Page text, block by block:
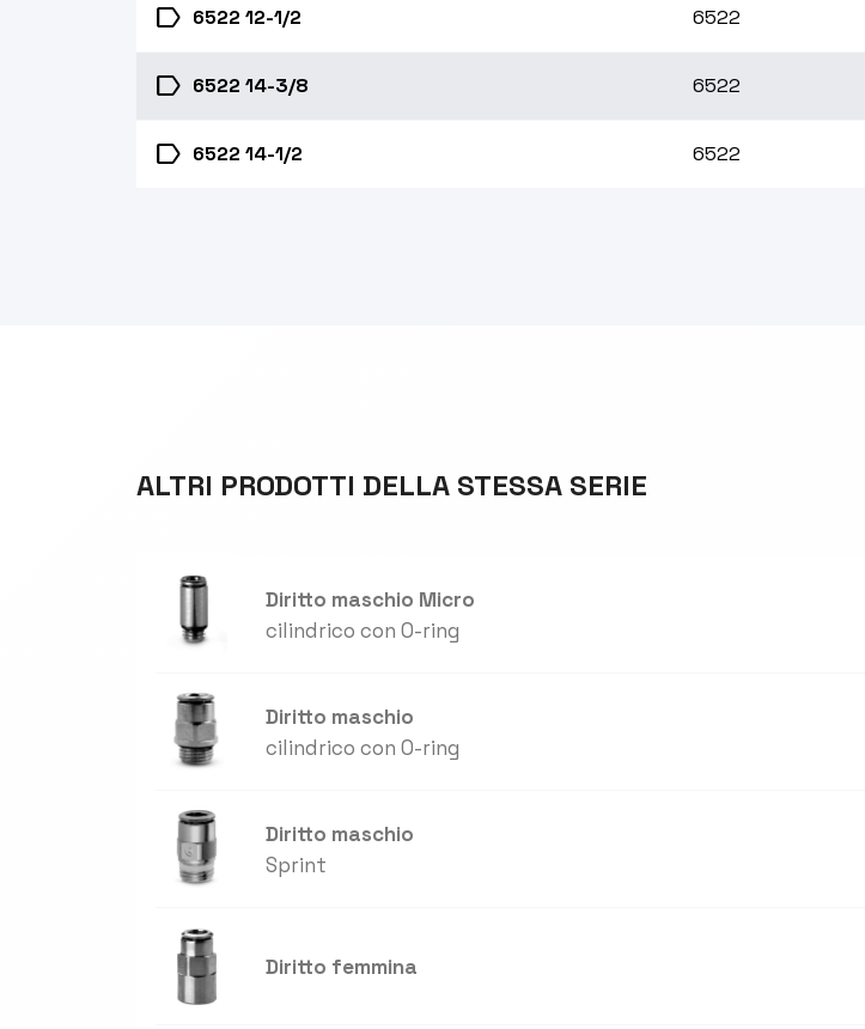
label 6522 12-1/2 6522
label 6522 14-3/8 6522
label 6522 14-1/2 6522
ALTRI PRODOTTI DELLA STESSA SERIE
Diritto maschio Micro
cilindrico con O-ring
Diritto maschio
cilindrico con O-ring
Diritto maschio
Sprint
Diritto femmina